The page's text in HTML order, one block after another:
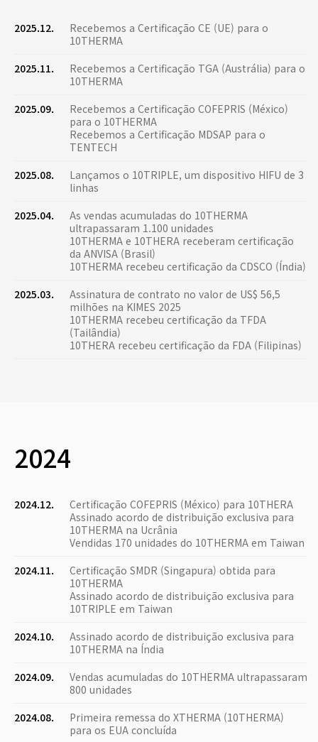
2025.12.
Recebemos a Certificação CE (UE) para o
10THERMA
2025.11.
Recebemos a Certificação TGA (Austrália) para o
10THERMA
2025.09.
Recebemos a Certificação COFEPRIS (México)
para o 10THERMA
Recebemos a Certificação MDSAP para o
TENTECH
2025.08.
Lançamos o 10TRIPLE, um dispositivo HIFU de 3
linhas
2025.04.
As vendas acumuladas do 10THERMA
ultrapassaram 1.100 unidades
10THERMA e 10THERA receberam certificação
da ANVISA (Brasil)
10THERMA recebeu certificação da CDSCO (Índia)
2025.03.
Assinatura de contrato no valor de US$ 56,5
milhões na KIMES 2025
10THERMA recebeu certificação da TFDA
(Tailândia)
10THERA recebeu certificação da FDA (Filipinas)
2024
2024.12.
Certificação COFEPRIS (México) para 10THERA
Assinado acordo de distribuição exclusiva para
10THERMA na Ucrânia
Vendidas 170 unidades do 10THERMA em Taiwan
2024.11.
Certificação SMDR (Singapura) obtida para
10THERMA
Assinado acordo de distribuição exclusiva para
10TRIPLE em Taiwan
2024.10.
Assinado acordo de distribuição exclusiva para
10THERMA na Índia
2024.09.
Vendas acumuladas do 10THERMA ultrapassaram
800 unidades
2024.08.
Primeira remessa do XTHERMA (10THERMA)
para os EUA concluída